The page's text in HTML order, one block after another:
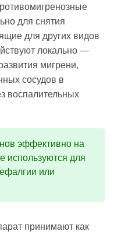
для снятия
для других видов
локально —
мигрени,
сосудов в
воспалительных
эффективно на
используются для
или
принимают как